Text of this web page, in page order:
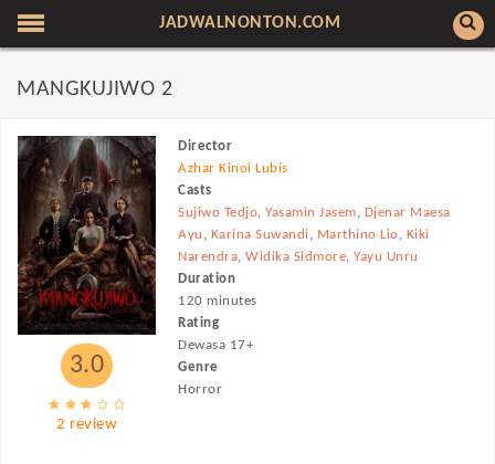
JADWALNONTON.COM
MANGKUJIWO 2
3.0
2 review
Director
Azhar Kinoi Lubis
Casts
Sujiwo Tedjo,Yasamin Jasem, Djenar Maesa
Ayu , Karina Suwandi, Marthino Lio, Kiki
Narendra,Widika Sidmore,Yayu Unru
Duration
120 minutes
Rating
Dewasa 17+
Genre
Horror